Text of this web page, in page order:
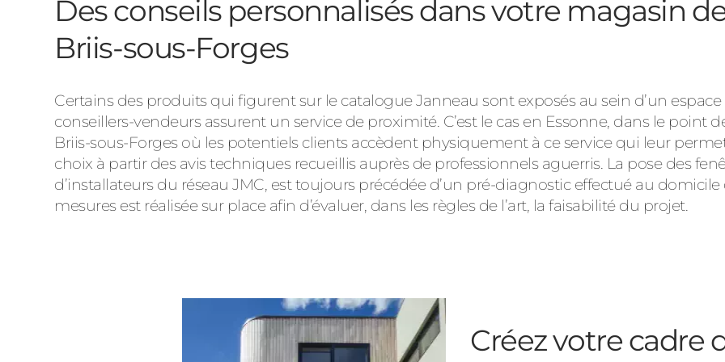
Des conseils personnalisés dans votre magasin
Briis-sous-Forges
Certains des produits qui figurent sur le catalogue Janneau sont exposés au sein d’un
conseillers-vendeurs assurent un service de proximité. C’est le cas en Essonne, dans le point
Briis-sous-Forges où les potentiels clients accèdent physiquement à ce service qui leur
choix à partir des avis techniques recueillis auprès de professionnels aguerris. La pose des
d’installateurs du réseau JMC, est toujours précédée d’un pré-diagnostic effectué au
mesures est réalisée sur place afin d’évaluer, dans les règles de l’art, la faisabilité du projet.
Créez votre cadre